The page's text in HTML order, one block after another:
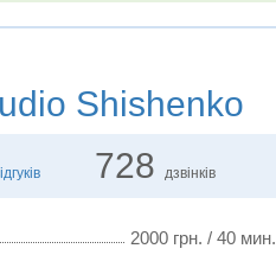
Shishenko
728 дзвінків
2000 грн. / 40 мин.